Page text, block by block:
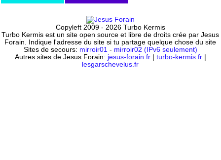
Copyleft 2009 - 2026 Turbo Kermis
Turbo Kermis est un site open source et libre de droits crée par Jesus
Forain. Indique l'adresse du site si tu partage quelque chose du site
Sites de secours: mirroir01 - mirroir02 (IPv6 seulement)
Autres sites de Jesus Forain: jesus-forain.fr| turbo-kermis.fr|
lesgarschevelus.fr